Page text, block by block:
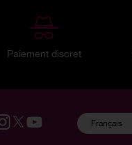
Paiement discret
Français